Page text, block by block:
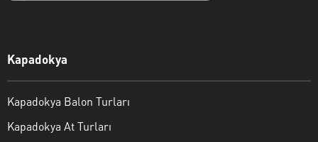
Kapadokya
Kapadokya Balon Turları
Kapadokya At Turları